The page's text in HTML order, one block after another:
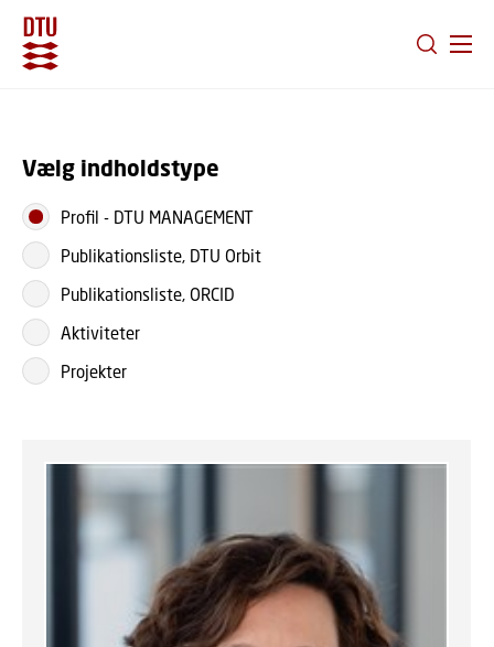
Vælg indholdstype
Profil - DTU MANAGEMENT
Publikationsliste, DTU Orbit
Publikationsliste, ORCID
Aktiviteter
Projekter